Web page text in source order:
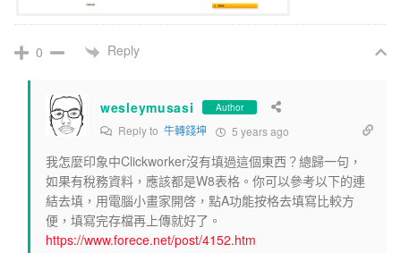
0 Reply
wesleymusasi Author
Reply to 牛轉錢坤 5 years ago
我怎麼印象中Clickworker沒有填過這個東西？總歸一句，
如果有稅務資料，應該都是W8表格。你可以參考以下的連
結去填，用電腦小畫家開啓，點A功能按格去填寫比較方
便，填寫完存檔再上傳就好了。
https://www.forece.net/post/4152.htm